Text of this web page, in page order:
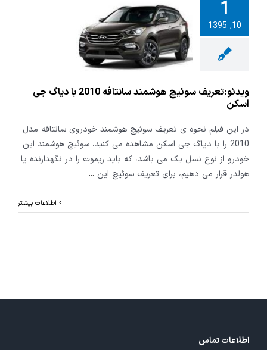
1
10, 1395سوئیچ
سانتافه
2010 با دیاگ جی
ویدئو:تعریف سوئیچ هوشمند سانتافه 2010 با دیاگ جی
اسکن
در این فیلم نحوه ی تعریف سوئیچ هوشمند خودروی سانتافه مدل
2010 را با دیاگ جی اسکن مشاهده می کنید، سوئیچ هوشمند این
خودرو از نوع نسل یک می باشد، که باید ریموت را در نگهدارنده یا
هولدر قرار می دهیم، برای تعریف سوئیچ این ...
اطلاعات بیشتر
اطلاعات تماس